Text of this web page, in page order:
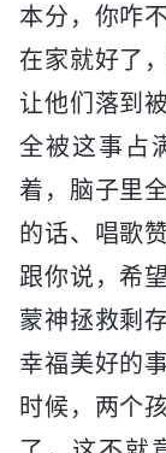
本分，你咋
在家就好了
让他们落到
全被这事占
着，脑子里
的话、唱歌
跟你说，希
蒙神拯救剩
幸福美好的
时候，两个